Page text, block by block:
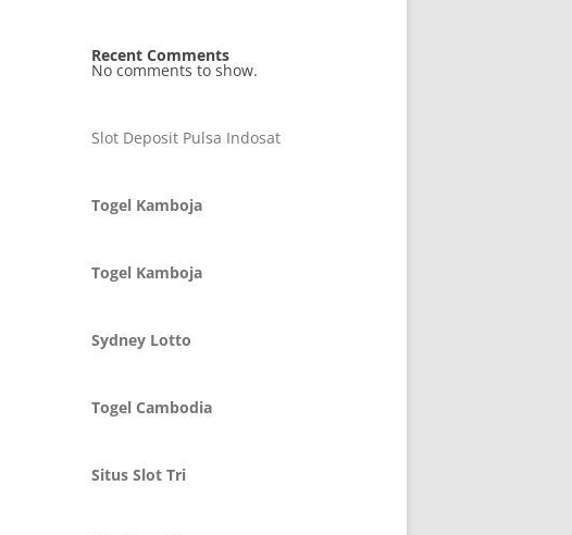
Recent Comments
No comments to show.
Slot Deposit Pulsa Indosat
Togel Kamboja
Togel Kamboja
Sydney Lotto
Togel Cambodia
Situs Slot Tri